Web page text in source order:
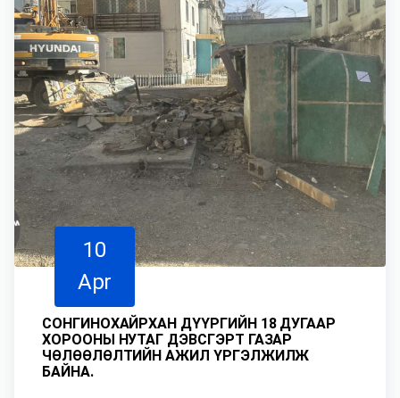
10
Apr
СОНГИНОХАЙРХАН ДҮҮРГИЙН 18 ДУГААР
ХОРООНЫ НУТАГ ДЭВСГЭРТ ГАЗАР
ЧӨЛӨӨЛӨЛТИЙН АЖИЛ ҮРГЭЛЖИЛЖ
БАЙНА.